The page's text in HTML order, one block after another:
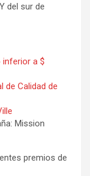
del sur de
inferior a $
de Calidad de
Mission
premios de